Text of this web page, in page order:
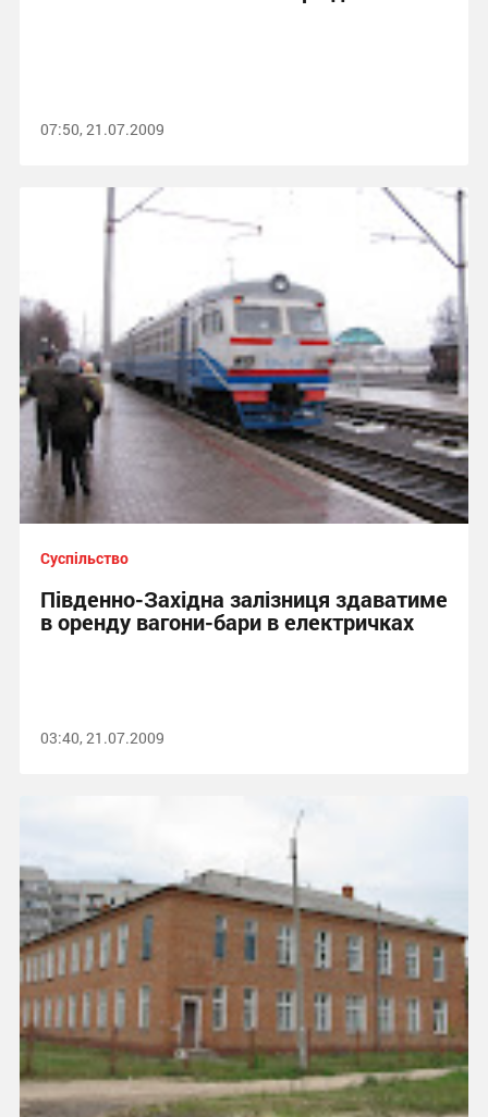
07:50, 21.07.2009
Суспільство
Південно-Західна залізниця здаватиме
в оренду вагони-бари в електричках
03:40, 21.07.2009